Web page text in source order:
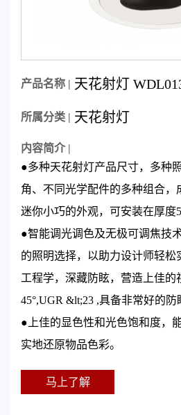
产品名称 | 天花射灯
所属分类 | 天花射灯
内容简介 |
●多种天花射灯产品尺寸，多种
角、不同光学配件的多种组合，
迷你小巧的外观，可安装在厚度5
●智能调光调色及无极可调焦技
的照明选择，以助力设计师轻松
工程学，深藏防眩，营造上佳的
45°,UGR &lt;23 ,具备非常好的防
●上佳的显色性和光色饱和度，
实地还原物品色彩。
马上了解